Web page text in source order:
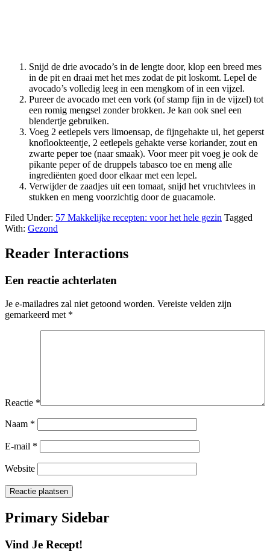
Snijd de drie avocado’s in de lengte door, klop een breed mes
in de pit en draai met het mes zodat de pit loskomt. Lepel de
avocado’s volledig leeg in een mengkom of in een vijzel.
Pureer de avocado met een vork (of stamp fijn in de vijzel) tot
een romig mengsel zonder brokken. Je kan ook snel een
blendertje gebruiken.
Voeg 2 eetlepels vers limoensap, de fijngehakte ui, het geperst
knoflookteentje, 2 eetlepels gehakte verse koriander, zout en
zwarte peper toe (naar smaak). Voor meer pit voeg je ook de
pikante peper of de druppels tabasco toe en meng alle
ingrediënten goed door elkaar met een lepel.
Verwijder de zaadjes uit een tomaat, snijd het vruchtvlees in
stukken en meng voorzichtig door de guacamole.
Filed Under: 57 Makkelijke recepten: voor het hele gezin Tagged
With: Gezond
Reader Interactions
Een reactie achterlaten
Je e-mailadres zal niet getoond worden. Vereiste velden zijn
gemarkeerd met *
Reactie *
Naam *
E-mail *
Website
Primary Sidebar
Vind Je Recept!